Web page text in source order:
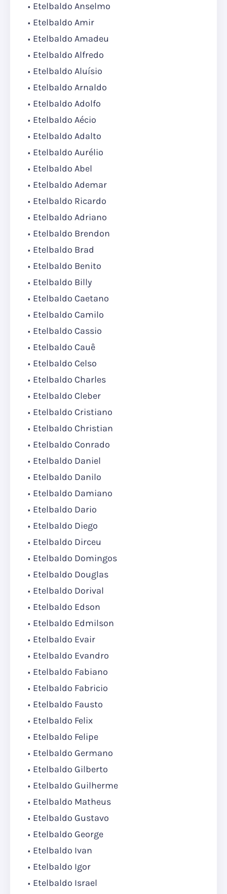
Etelbaldo Anselmo
Etelbaldo Amir
Etelbaldo Amadeu
Etelbaldo Alfredo
Etelbaldo Aluísio
Etelbaldo Arnaldo
Etelbaldo Adolfo
Etelbaldo Aécio
Etelbaldo Adalto
Etelbaldo Aurélio
Etelbaldo Abel
Etelbaldo Ademar
Etelbaldo Ricardo
Etelbaldo Adriano
Etelbaldo Brendon
Etelbaldo Brad
Etelbaldo Benito
Etelbaldo Billy
Etelbaldo Caetano
Etelbaldo Camilo
Etelbaldo Cassio
Etelbaldo Cauê
Etelbaldo Celso
Etelbaldo Charles
Etelbaldo Cleber
Etelbaldo Cristiano
Etelbaldo Christian
Etelbaldo Conrado
Etelbaldo Daniel
Etelbaldo Danilo
Etelbaldo Damiano
Etelbaldo Dario
Etelbaldo Diego
Etelbaldo Dirceu
Etelbaldo Domingos
Etelbaldo Douglas
Etelbaldo Dorival
Etelbaldo Edson
Etelbaldo Edmilson
Etelbaldo Evair
Etelbaldo Evandro
Etelbaldo Fabiano
Etelbaldo Fabricio
Etelbaldo Fausto
Etelbaldo Felix
Etelbaldo Felipe
Etelbaldo Germano
Etelbaldo Gilberto
Etelbaldo Guilherme
Etelbaldo Matheus
Etelbaldo Gustavo
Etelbaldo George
Etelbaldo Ivan
Etelbaldo Igor
Etelbaldo Israel